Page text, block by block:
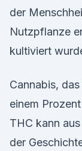
der
Nutzpflanze
kultiviert
Cannabis,
einem
THC kann
der